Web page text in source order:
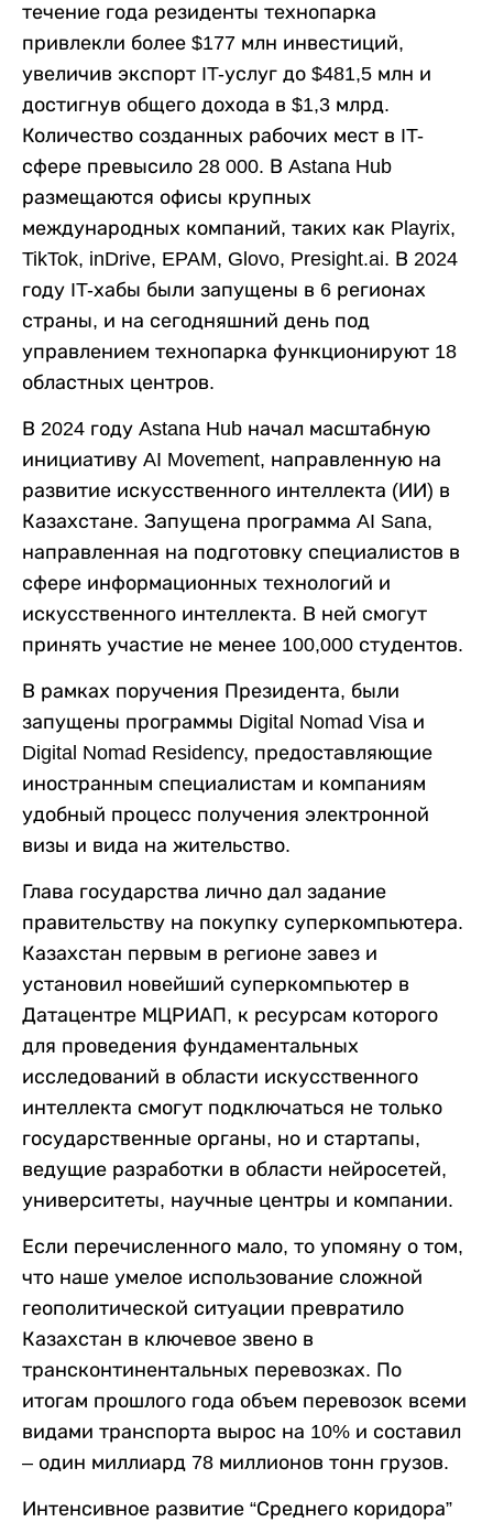
течение года резиденты технопарка
привлекли более $177 млн инвестиций,
увеличив экспорт IT-услуг до $481,5 млн и
достигнув общего дохода в $1,3 млрд.
Количество созданных рабочих мест в IT-
сфере превысило 28 000. В Astana Hub
размещаются офисы крупных
международных компаний, таких как Playrix,
TikTok, inDrive, EPAM, Glovo, Presight.ai. В 2024
году IT-хабы были запущены в 6 регионах
страны, и на сегодняшний день под
управлением технопарка функционируют 18
областных центров.
В 2024 году Astana Hub начал масштабную
инициативу AI Movement, направленную на
развитие искусственного интеллекта (ИИ) в
Казахстане. Запущена программа AI Sana,
направленная на подготовку специалистов в
сфере информационных технологий и
искусственного интеллекта. В ней смогут
принять участие не менее 100,000 студентов.
В рамках поручения Президента, были
запущены программы Digital Nomad Visa и
Digital Nomad Residency, предоставляющие
иностранным специалистам и компаниям
удобный процесс получения электронной
визы и вида на жительство.
Глава государства лично дал задание
правительству на покупку суперкомпьютера.
Казахстан первым в регионе завез и
установил новейший суперкомпьютер в
Датацентре МЦРИАП, к ресурсам которого
для проведения фундаментальных
исследований в области искусственного
интеллекта смогут подключаться не только
государственные органы, но и стартапы,
ведущие разработки в области нейросетей,
университеты, научные центры и компании.
Если перечисленного мало, то упомяну о том,
что наше умелое использование сложной
геополитической ситуации превратило
Казахстан в ключевое звено в
трансконтинентальных перевозках. По
итогам прошлого года объем перевозок всеми
видами транспорта вырос на 10% и составил
– один миллиард 78 миллионов тонн грузов.
Интенсивное развитие “Среднего коридора”